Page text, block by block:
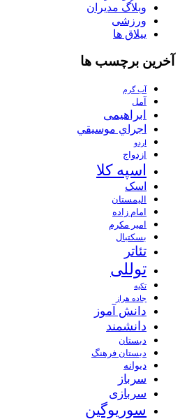
وبلاگ مدیران
ورزشی
ییلاق ها
آخرین برچسب ها
آب گرم
آمل
ابراهیمی
اجراي موسيقي
اردو
ازدواج
اسپه کلا
اسک
الیمستان
امام زاده
امیر مکرم
بسکتبال
تئاتر
توللی
تکیه
جاده هراز
دانش آموز
دانشمند
دبستان
دبستان فرهنگ
دیوانه
سرباز
سربازی
سوریوگین